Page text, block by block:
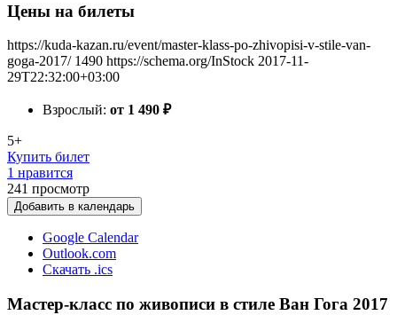
Цены на билеты
https://kuda-kazan.ru/event/master-klass-po-zhivopisi-v-stile-van-
goga-2017/ 1490 https://schema.org/InStock 2017-11-
29T22:32:00+03:00
Взрослый: от 1 490 ₽
5+
Купить билет
1 нравится
241 просмотр
Добавить в календарь
Google Calendar
Outlook.com
Скачать .ics
Мастер-класс по живописи в стиле Ван Гога 2017